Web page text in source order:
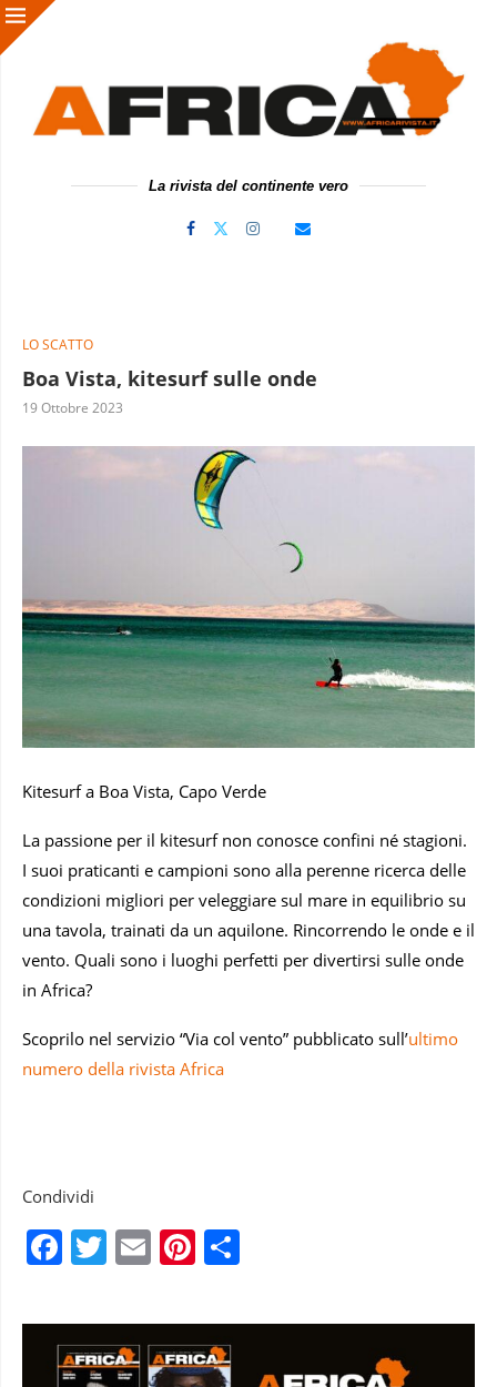
La rivista del continente vero
LO SCATTO
Boa Vista, kitesurf sulle onde
19 Ottobre 2023
Kitesurf a Boa Vista, Capo Verde
La passione per il kitesurf non conosce confini né stagioni.
I suoi praticanti e campioni sono alla perenne ricerca delle
condizioni migliori per veleggiare sul mare in equilibrio su
una tavola, trainati da un aquilone. Rincorrendo le onde e il
vento. Quali sono i luoghi perfetti per divertirsi sulle onde
in Africa?
Scoprilo nel servizio “Via col vento” pubblicato sull’ultimo
numero della rivista Africa
Condividi
Facebook
Twitter
EmailPinterest